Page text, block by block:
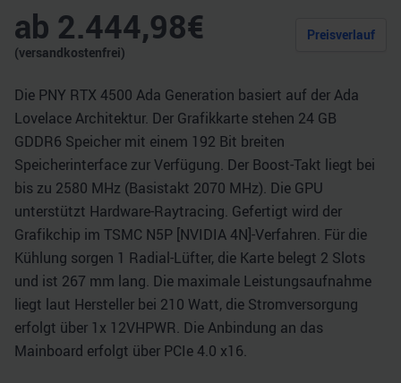
ab 2.444,98€
(versandkostenfrei)
Preisverlauf
Die PNY RTX 4500 Ada Generation basiert auf der Ada
Lovelace Architektur. Der Grafikkarte stehen 24 GB
GDDR6 Speicher mit einem 192 Bit breiten
Speicherinterface zur Verfügung. Der Boost-Takt liegt bei
bis zu 2580 MHz (Basistakt 2070 MHz). Die GPU
unterstützt Hardware-Raytracing. Gefertigt wird der
Grafikchip im TSMC N5P [NVIDIA 4N]-Verfahren. Für die
Kühlung sorgen 1 Radial-Lüfter, die Karte belegt 2 Slots
und ist 267 mm lang. Die maximale Leistungsaufnahme
liegt laut Hersteller bei 210 Watt, die Stromversorgung
erfolgt über 1x 12VHPWR. Die Anbindung an das
Mainboard erfolgt über PCIe 4.0 x16.